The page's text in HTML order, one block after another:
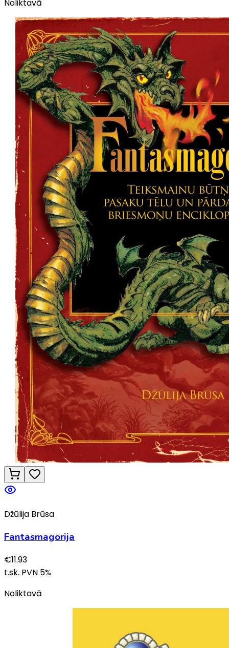
Noliktavā
Džūlija Brūsa
Fantasmagorija
€11.93
t.sk. PVN 5%
Noliktavā